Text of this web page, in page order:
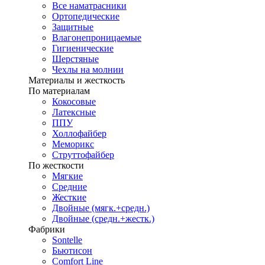
Все наматрасники
Ортопедические
Защитные
Влагонепроницаемые
Гигиенические
Шерстяные
Чехлы на молнии
Материалы и жесткость
По материалам
Кокосовые
Латексные
ППУ
Холлофайбер
Меморикс
Струттофайбер
По жесткости
Мягкие
Средние
Жесткие
Двойные (мягк.+средн.)
Двойные (средн.+жестк.)
Фабрики
Sontelle
Бьютисон
Comfort Line